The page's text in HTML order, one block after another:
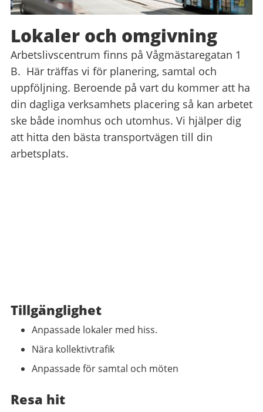
Lokaler och omgivning
Arbetslivscentrum finns på Vågmästaregatan 1
B. Här träffas vi för planering, samtal och
uppföljning. Beroende på vart du kommer att ha
din dagliga verksamhets placering så kan arbetet
ske både inomhus och utomhus. Vi hjälper dig
att hitta den bästa transportvägen till din
arbetsplats.
Tillgänglighet
Anpassade lokaler med hiss.
Nära kollektivtrafik
Anpassade för samtal och möten
Resa hit